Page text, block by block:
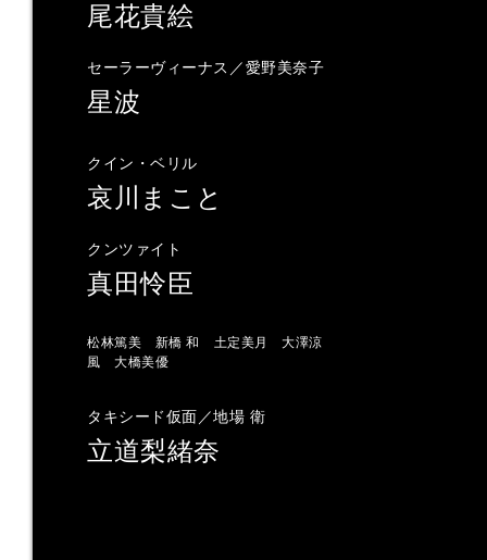
尾花貴絵
セーラーヴィーナス／愛野美奈子
星波
クイン・ベリル
哀川まこと
クンツァイト
真田怜臣
松林篤美 新橋 和 土定美月 大澤涼
風 大橋美優
タキシード仮面／地場 衛
立道梨緒奈